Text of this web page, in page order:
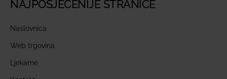
NAJPOSJEĆENIJE STRANICE
Naslovnica
Web trgovina
Ljekarne